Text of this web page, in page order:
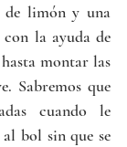
de limón y una
la ayuda de
montar las
Sabremos que
cuando le
bol sin que se